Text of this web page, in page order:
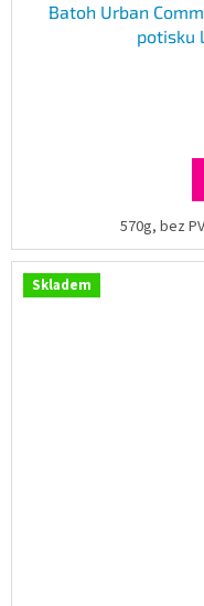
Batoh Urban
potisku
570g, bez
Skladem